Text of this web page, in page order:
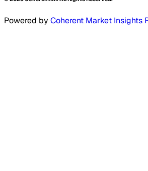
Powered by Coherent Market Insights